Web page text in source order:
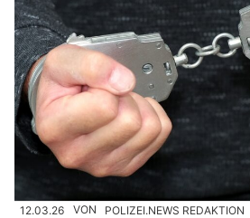
12.03.26 VON POLIZEI.NEWS REDAKTION